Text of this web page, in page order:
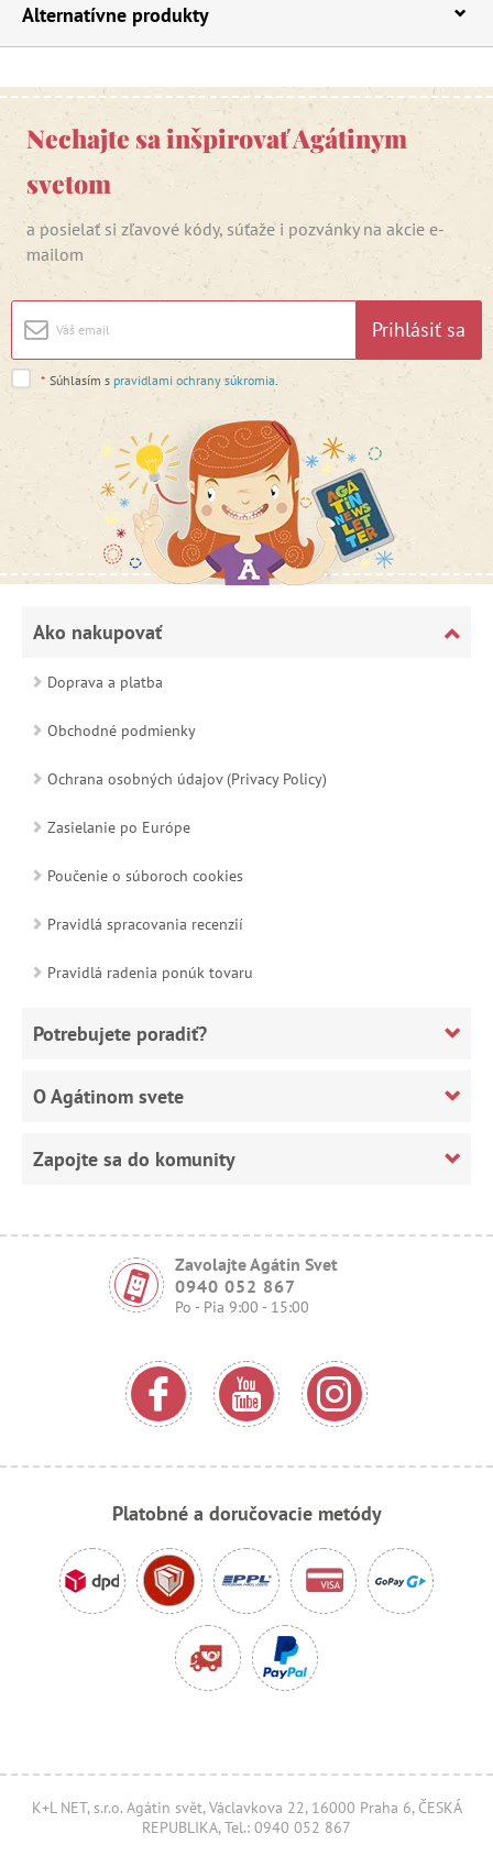
Alternatívne produkty
Nechajte sa inšpirovať Agátinym
svetom
a posielať si zľavové kódy, súťaže i pozvánky na akcie e-
mailom
Prihlásiť sa
* Súhlasím s pravidlami ochrany súkromia
Ako nakupovať
Doprava a platba
Obchodné podmienky
Ochrana osobných údajov (Privacy Policy)
Zasielanie po Európe
Poučenie o súboroch cookies
Pravidlá spracovania recenzií
Pravidlá radenia ponúk tovaru
Potrebujete poradiť?
O Agátinom svete
Zapojte sa do komunity
Zavolajte Agátin Svet
0940 052 867
Po - Pia 9:00 - 15:00
Platobné a doručovacie metódy
K+L NET, s.r.o. Agátin svět, Václavkova 22, 16000 Praha 6, ČESKÁ
REPUBLIKA, Tel.: 0940 052 867